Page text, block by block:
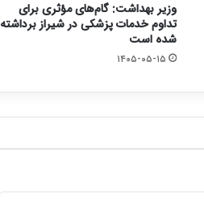
وزیر بهداشت: گام‌های مؤثری برای
تداوم خدمات پزشکی در شیراز برداشته
شده است
۱۴۰۵-۰۵-۱۵